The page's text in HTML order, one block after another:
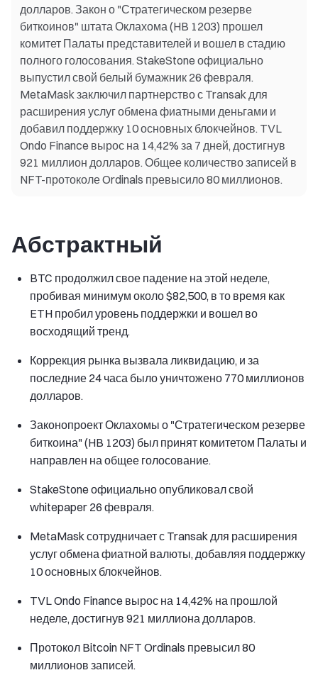
долларов. Закон о "Стратегическом резерве
биткоинов" штата Оклахома (HB 1203) прошел
комитет Палаты представителей и вошел в стадию
полного голосования. StakeStone официально
выпустил свой белый бумажник 26 февраля.
MetaMask заключил партнерство с Transak для
расширения услуг обмена фиатными деньгами и
добавил поддержку 10 основных блокчейнов. TVL
Ondo Finance вырос на 14,42% за 7 дней, достигнув
921 миллион долларов. Общее количество записей в
NFT-протоколе Ordinals превысило 80 миллионов.
Абстрактный
BTC продолжил свое падение на этой неделе,
пробивая минимум около $82,500, в то время как
ETH пробил уровень поддержки и вошел во
восходящий тренд.
Коррекция рынка вызвала ликвидацию, и за
последние 24 часа было уничтожено 770 миллионов
долларов.
Законопроект Оклахомы о "Стратегическом резерве
биткоина" (HB 1203) был принят комитетом Палаты и
направлен на общее голосование.
StakeStone официально опубликовал свой
whitepaper 26 февраля.
MetaMask сотрудничает с Transak для расширения
услуг обмена фиатной валюты, добавляя поддержку
10 основных блокчейнов.
TVL Ondo Finance вырос на 14,42% на прошлой
неделе, достигнув 921 миллиона долларов.
Протокол Bitcoin NFT Ordinals превысил 80
миллионов записей.